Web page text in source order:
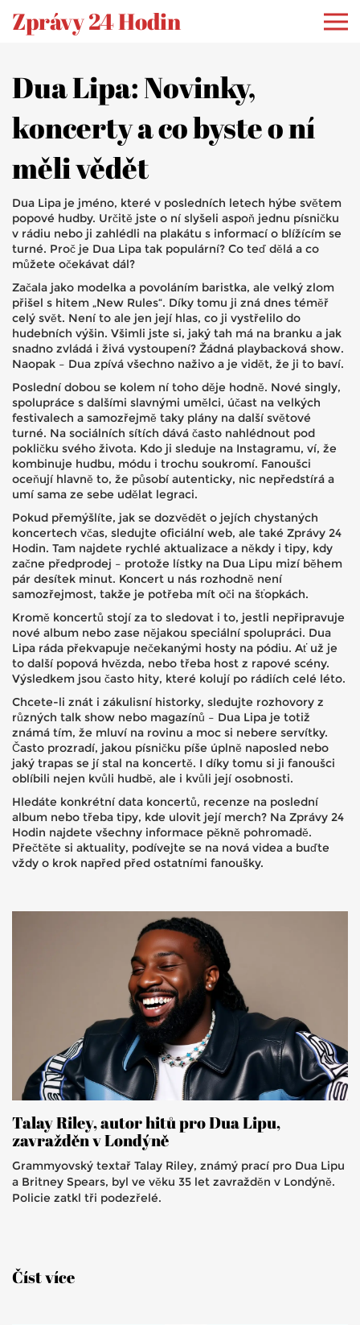
Zprávy 24 Hodin
Dua Lipa: Novinky,
koncerty a co byste o ní
měli vědět
Dua Lipa je jméno, které v posledních letech hýbe světem
popové hudby. Určitě jste o ní slyšeli aspoň jednu písničku
v rádiu nebo ji zahlédli na plakátu s informací o blížícím se
turné. Proč je Dua Lipa tak populární? Co teď dělá a co
můžete očekávat dál?
Začala jako modelka a povoláním baristka, ale velký zlom
přišel s hitem „New Rules“. Díky tomu ji zná dnes téměř
celý svět. Není to ale jen její hlas, co ji vystřelilo do
hudebních výšin. Všimli jste si, jaký tah má na branku a jak
snadno zvládá i živá vystoupení? Žádná playbacková show.
Naopak – Dua zpívá všechno naživo a je vidět, že ji to baví.
Poslední dobou se kolem ní toho děje hodně. Nové singly,
spolupráce s dalšími slavnými umělci, účast na velkých
festivalech a samozřejmě taky plány na další světové
turné. Na sociálních sítích dává často nahlédnout pod
pokličku svého života. Kdo ji sleduje na Instagramu, ví, že
kombinuje hudbu, módu i trochu soukromí. Fanoušci
oceňují hlavně to, že působí autenticky, nic nepředstírá a
umí sama ze sebe udělat legraci.
Pokud přemýšlíte, jak se dozvědět o jejích chystaných
koncertech včas, sledujte oficiální web, ale také Zprávy 24
Hodin. Tam najdete rychlé aktualizace a někdy i tipy, kdy
začne předprodej – protože lístky na Dua Lipu mizí během
pár desítek minut. Koncert u nás rozhodně není
samozřejmost, takže je potřeba mít oči na šťopkách.
Kromě koncertů stojí za to sledovat i to, jestli nepřipravuje
nové album nebo zase nějakou speciální spolupráci. Dua
Lipa ráda překvapuje nečekanými hosty na pódiu. Ať už je
to další popová hvězda, nebo třeba host z rapové scény.
Výsledkem jsou často hity, které kolují po rádiích celé léto.
Chcete-li znát i zákulisní historky, sledujte rozhovory z
různých talk show nebo magazínů – Dua Lipa je totiž
známá tím, že mluví na rovinu a moc si nebere servítky.
Často prozradí, jakou písničku píše úplně naposled nebo
jaký trapas se jí stal na koncertě. I díky tomu si ji fanoušci
oblíbili nejen kvůli hudbě, ale i kvůli její osobnosti.
Hledáte konkrétní data koncertů, recenze na poslední
album nebo třeba tipy, kde ulovit její merch? Na Zprávy 24
Hodin najdete všechny informace pěkně pohromadě.
Přečtěte si aktuality, podívejte se na nová videa a buďte
vždy o krok napřed před ostatními fanoušky.
Talay Riley, autor hitů pro Dua Lipu,
zavražděn v Londýně
Grammyovský textař Talay Riley, známý prací pro Dua Lipu
a Britney Spears, byl ve věku 35 let zavražděn v Londýně.
Policie zatkl tři podezřelé.
Číst více